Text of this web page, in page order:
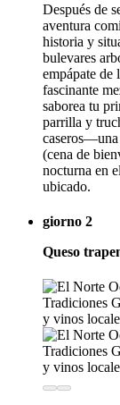
Después de
aventura
historia y
bulevares
empápate
fascinante
saborea tu
parrilla y
caseros—una
(cena de
nocturna en
ubicado.
giorno 2
Queso